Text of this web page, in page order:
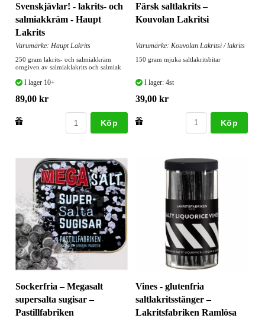
Svenskjävlar! - lakrits- och
salmiakkräm - Haupt
Lakrits
Varumärke: Haupt Lakrits
250 gram lakrits- och salmiakkräm
omgiven av salmiaklakrits och salmiak
I lager 10+
89,00 kr
Köp
Färsk saltlakrits –
Kouvolan Lakritsi
Varumärke: Kouvolan Lakritsi / lakrits
150 gram mjuka saltlakritsbitar
I lager: 4st
39,00 kr
Köp
Sockerfria – Megasalt
supersalta sugisar –
Pastillfabriken
Vines - glutenfria
saltlakritsstänger –
Lakritsfabriken Ramlösa